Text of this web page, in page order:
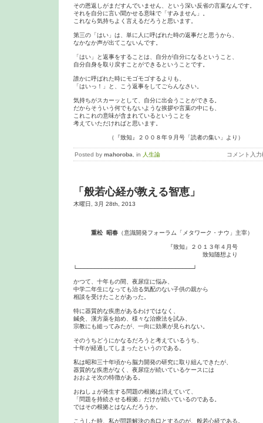
その恩返しがまだすんでいません、という深い反省の言葉なんです。
それを自分に言い聞かせる意味で「すみません」。
これなら気持ちよく言えるだろうと思います。
第三の「はい」は、単に人に呼ばれた時の返事だと思うから、
なかなか声が出てこないんです。
「はい」と返事をすることは、自分が自分になるということ、
自分自身を取り戻すことができるということです。
誰かに呼ばれた時にモゴモゴするよりも、
「はいっ！」と、こう返事をしてごらんなさい。
気持ちがスカーッとして、自分に出会うことができる。
だからそういう何でもないような挨拶や言葉の中にも、
これこれの意味が含まれているということを
考えていただければと思います。
（『致知』２００８年９月号「読者の集い」より）
Posted by mahoroba , in 人生論 コメント入力
「般若心経が教える智恵」
木曜日, 3月 28th, 2013
重松 昭春 （意識開発フォーラム「メタワーク・ナウ」主宰）
『致知』２０１３年４月号
致知随想より
└─────────────────────────────────┘
かつて、十年もの間、夜尿症に悩み、
中学二年生になっても治る気配のない子供の親から
相談を受けたことがあった。
特に器質的な疾患があるわけではなく、
鍼灸、漢方薬を始め、様々な治療法を試み、
宗教にも縋ってみたが、一向に効果が見られない。
そのうちどうにかなるだろうと考えているうち、
十年が経過してしまったというのである。
私は昭和三十年頃から脳力開発の研究に取り組んできたが、
器質的な疾患がなく、夜尿症が続いているケースには
おおよそ次の特徴がある。
おねしょが発生する問題の根拠は消えていて、
「問題を持続させる根拠」だけが続いているのである。
ではその根拠とはなんだろうか。
こうした時、私が問題解決の糸口とするのが、般若心経である。